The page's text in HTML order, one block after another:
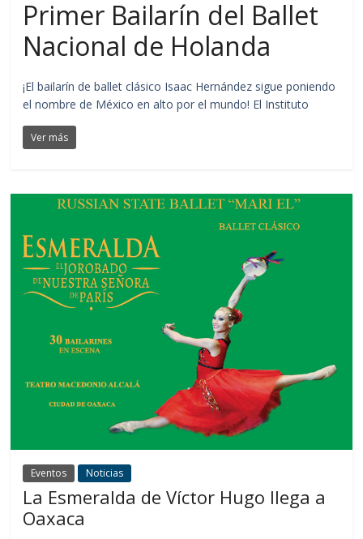
Primer Bailarín del Ballet
Nacional de Holanda
¡El bailarín de ballet clásico Isaac Hernández sigue poniendo
el nombre de México en alto por el mundo! El Instituto
Ver más
Eventos Noticias
La Esmeralda de Víctor Hugo llega a
Oaxaca